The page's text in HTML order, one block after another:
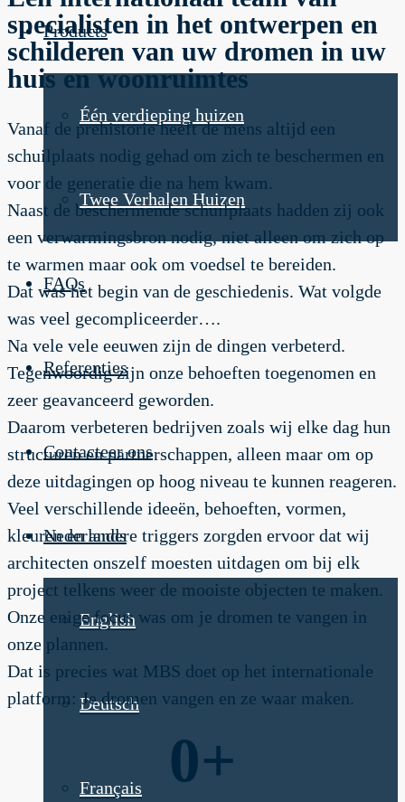
Products
Één verdieping huizen
Twee Verhalen Huizen
FAQs
Referenties
Contacteer ons
Nederlands
English
Deutsch
Français
specialisten in het ontwerpen en
schilderen van uw dromen in uw
huis en woonruimtes
Vanaf de prehistorie heeft de mens altijd een
schuilplaats nodig gehad om zich te beschermen en
voor de generatie die na hem kwam.
Naast de beschermende schuilplaats hadden zij ook
een verwarmingsbron nodig, niet alleen om zich op
te warmen maar ook om voedsel te bereiden.
Dat was het begin van de geschiedenis. Wat volgde
was veel gecompliceerder….
Na vele vele eeuwen zijn de dingen verbeterd.
Tegenwoordig zijn onze behoeften toegenomen en
zeer geavanceerd geworden.
Daarom verbeteren bedrijven zoals wij elke dag hun
structuren en partnerschappen, alleen maar om op
deze uitdagingen op hoog niveau te kunnen reageren.
Veel verschillende ideeën, behoeften, vormen,
kleuren en andere triggers zorgden ervoor dat wij
architecten onszelf moesten uitdagen om bij elk
project telkens weer de mooiste objecten te maken.
Onze enige focus was om je dromen te vangen in
onze plannen.
Dat is precies wat MBS doet op het internationale
platform: Je dromen vangen en ze waar maken.
0+